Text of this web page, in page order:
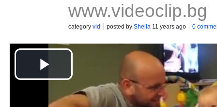
www.videoclip.bg
category vid posted by Shella 11 years ago 0